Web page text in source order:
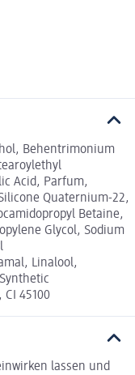
Behentrimonium
Acid, Parfum,
Quaternium-22,
Betaine,
Glycol, Sodium
Linalool,
45100
lassen und